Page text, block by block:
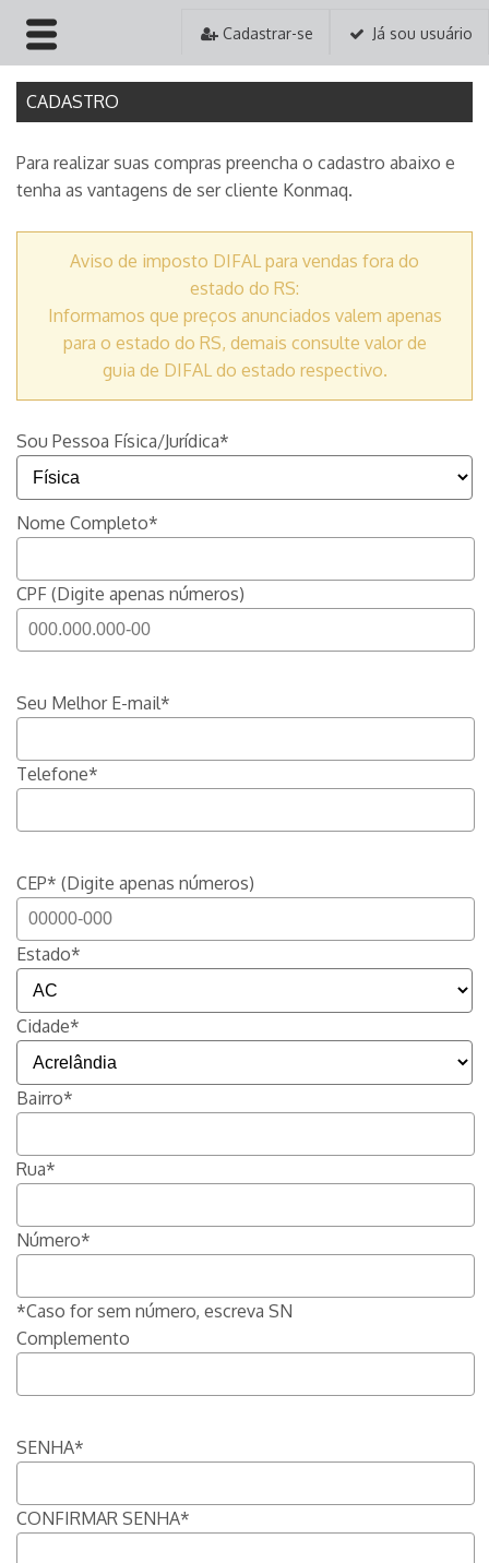
Cadastrar-se Já sou usuário
HOME
PRODUTOS
PEDIDOS
ASSISTÊNCIA TÉCNICA
CADASTRO
Para realizar suas compras preencha o cadastro abaixo e
tenha as vantagens de ser cliente Konmaq.
Aviso de imposto DIFAL para vendas fora do
estado do RS:
Informamos que preços anunciados valem apenas
para o estado do RS, demais consulte valor de
guia de DIFAL do estado respectivo.
Sou Pessoa Física/Jurídica*
Nome Completo*
CPF (Digite apenas números)
Seu Melhor E-mail*
Telefone*
CEP* (Digite apenas números)
Estado*
Cidade*
Bairro*
Rua*
Número*
*Caso for sem número, escreva SN
Complemento
SENHA*
CONFIRMAR SENHA*